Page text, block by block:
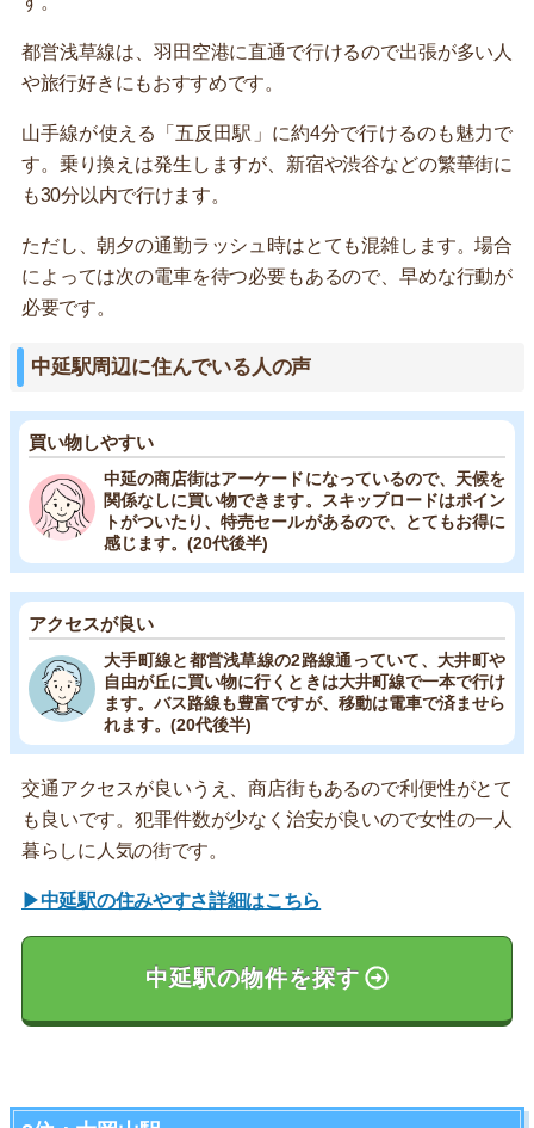
都営浅草線は、羽田空港に直通で行けるので出張が多い人
や旅行好きにもおすすめです。
山手線が使える「五反田駅」に約4分で行けるのも魅力で
す。乗り換えは発生しますが、新宿や渋谷などの繁華街に
も30分以内で行けます。
ただし、朝夕の通勤ラッシュ時はとても混雑します。場合
によっては次の電車を待つ必要もあるので、早めな行動が
必要です。
中延駅周辺に住んでいる人の声
買い物しやすい
中延の商店街はアーケードになっているので、天候を
関係なしに買い物できます。スキップロードはポイン
トがついたり、特売セールがあるので、とてもお得に
感じます。(20代後半)
アクセスが良い
大手町線と都営浅草線の2路線通っていて、大井町や
自由が丘に買い物に行くときは大井町線で一本で行け
ます。バス路線も豊富ですが、移動は電車で済ませら
れます。(20代後半)
交通アクセスが良いうえ、商店街もあるので利便性がとて
も良いです。犯罪件数が少なく治安が良いので女性の一人
暮らしに人気の街です。
▶中延駅の住みやすさ詳細はこちら
中延駅の物件を探す